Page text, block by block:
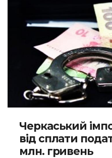
Черкаський
від сплати
млн. гривень